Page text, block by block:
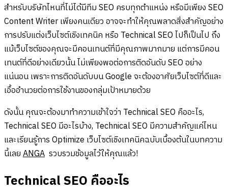
สำหรับบริษัทไหนที่ไม่ได้มีทีม SEO ครบทุกตำแหน่ง หรือมีเพียง SEO
Content Writer เพียงคนเดียว อาจจะทำให้คุณพลาดสิ่งสำคัญอย่าง
การปรับแต่งเว็บไซต์เชิงเทคนิค หรือ Technical SEO ไปก็เป็นไป ถึง
แม้เว็บไซต์ของคุณจะมีคอนเทนต์ที่มีคุณภาพมากมาย แต่การมีคอน
เทนต์ที่ดีอย่างเดียวนั้น ไม่เพียงพอต่อการติดอันดับ SEO อย่าง
แน่นอน เพราะการติดอันดับบน Google จะต้องอาศัยเว็บไซต์ที่ดีและ
เอื้ออำนวยต่อการใช้งานของกลุ่มเป้าหมายด้วย
ดังนั้น คุณจะต้องมาทำความเข้าใจว่า Technical SEO คืออะไร,
Technical SEO มีอะไรบ้าง, Technical SEO มีความสำคัญแค่ไหน
และเรียนรู้การ Optimize เว็บไซต์เชิงเทคนิคฉบับเบื้องต้นในบทความ
นี้เลยANGA รวบรวมข้อมูลไว้ให้คุณแล้ว!
Technical SEO คืออะไร